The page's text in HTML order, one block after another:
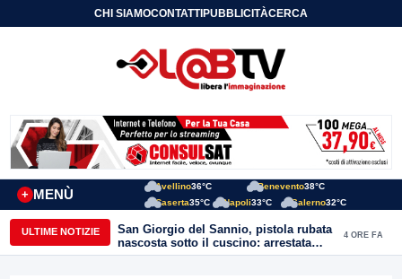
CHI SIAMOCONTATTIPUBBLICITÀCERCA
MENÙ
+
Avellino36°C Benevento38°C
Caserta35°C Napoli33°C Salerno32°C
ULTIME NOTIZIE
San Giorgio del Sannio, pistola rubata
nascosta sotto il cuscino: arrestata
51enne
4 ORE FA